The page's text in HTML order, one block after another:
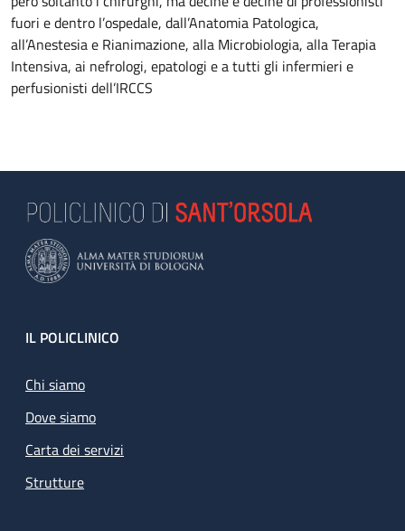
fuori e dentro l’ospedale, dall’Anatomia Patologica,
all’Anestesia e Rianimazione, alla Microbiologia, alla Terapia
Intensiva, ai nefrologi, epatologi e a tutti gli infermieri e
perfusionisti dell’IRCCS
Footer
IL POLICLINICO
Chi siamo
Dove siamo
Carta dei servizi
Strutture